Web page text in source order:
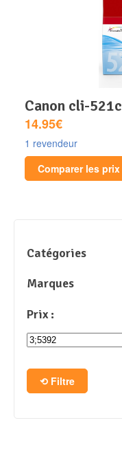
canon cli-521c
14.95€
1 revendeur
Comparer les prix
Catégories
Marques
Prix :
Filtre